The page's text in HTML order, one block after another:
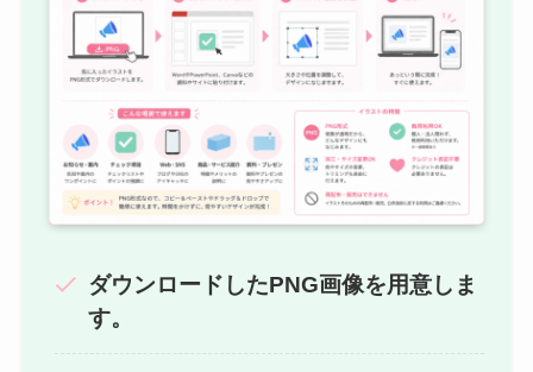
ダウンロードしたPNG画像を用意しま
す。